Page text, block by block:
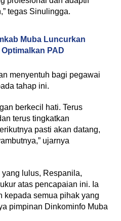
tegas Sinulingga.
Muba Luncurkan
PAD
menyentuh bagi pegawai
tahap ini.
berkecil hati. Terus
terus tingkatkan
pasti akan datang,
ujarnya
lulus, Respanila,
atas pencapaian ini. Ia
kepada semua pihak yang
pimpinan Dinkominfo Muba